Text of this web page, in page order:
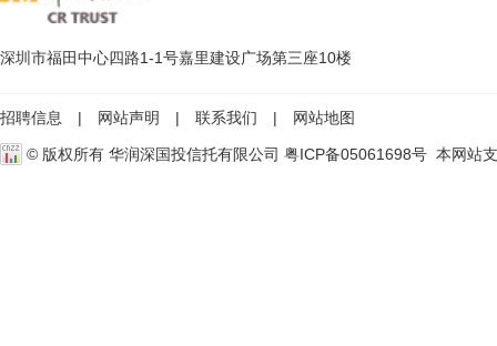
深圳市福田中心四路1-1号嘉里建设广场第三座10楼
招聘信息 | 网站声明 | 联系我们 | 网站地图
© 版权所有 华润深国投信托有限公司 粤ICP备05061698号 本网站